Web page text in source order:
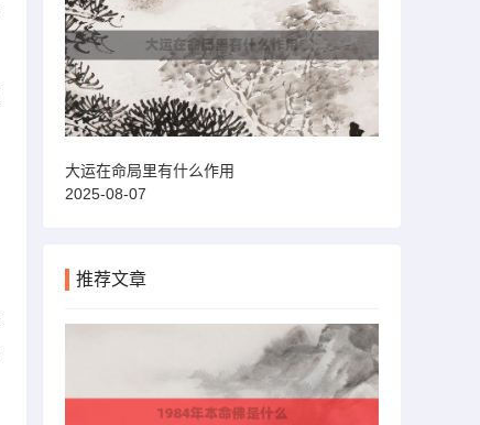
大运在命局里有什么作用
2025-08-07
推荐文章